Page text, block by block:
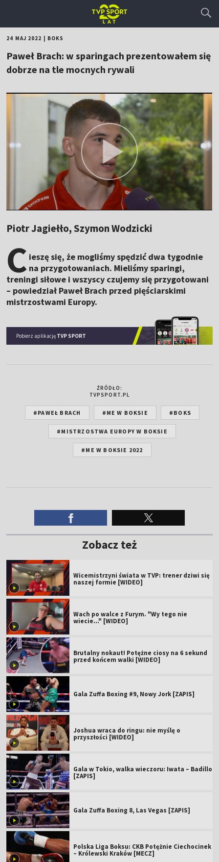
24 MAJ 2022 BOKS
Paweł Brach: w sparingach prezentowałem się
dobrze na tle mocnych rywali
Piotr Jagiełło, Szymon Wodzicki
C ieszę się, że mogliśmy spędzić dwa tygodnie
na przygotowaniach. Mieliśmy sparingi,
treningi siłowe i wszyscy czujemy się przygotowani
– powiedział Paweł Brach przed pięściarskimi
mistrzostwami Europy.
Pobierz aplikację TVP SPORT
ŹRÓDŁO:
TVPSPORT.PL
#PAWEŁ BRACH #ME W BOKSIE #BOKS
#MISTRZOSTWA EUROPY W BOKSIE
#ME W BOKSIE 2022
Zobacz też
Wicemistrzyni świata w TVP: trener dziwi się
naszej formie [WIDEO]
Wach po walce z Furym. "Wy tego nie
wiecie..." [WIDEO]
Brutalny nokaut! Potężne ciosy na 6 sekund
przed końcem walki [WIDEO]
Gala Zuffa Boxing #9, Nowy Jork [ZAPIS]
Joshua wraca do ringu: nie myślę o
przyszłości [WIDEO]
Gala w Tokio, walka wieczoru: Iwata – Badillo
[ZAPIS]
Gala Zuffa Boxing 8, Las Vegas [ZAPIS]
Polska Liga Boksu: CKB Potężnie Ciechocinek
– Królewski Kraków [MECZ]